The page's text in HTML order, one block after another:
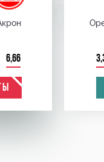
6,66